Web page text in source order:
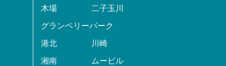
木場 二子玉川
グランベリーパーク
港北 川崎
湘南 ムービル